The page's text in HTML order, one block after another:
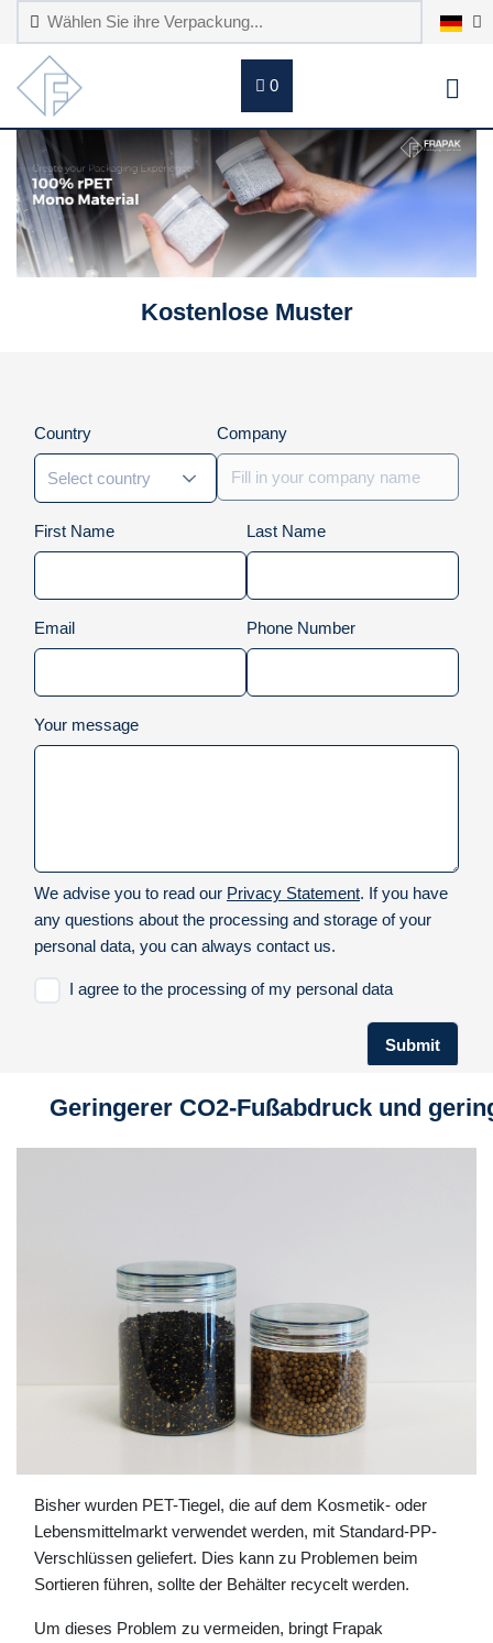
0
Kostenlose Muster
Geringerer CO2-Fußabdruck und
Bisher wurden PET-Tiegel, die auf dem Kosmetik- oder
Lebensmittelmarkt verwendet werden, mit Standard-PP-
Verschlüssen geliefert. Dies kann zu Problemen beim
Sortieren führen, sollte der Behälter recycelt werden.
Um dieses Problem zu vermeiden, bringt Frapak